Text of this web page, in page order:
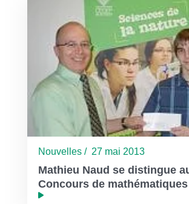
Nouvelles / 27 mai 2013
Mathieu Naud se distingue
Concours de mathématiques